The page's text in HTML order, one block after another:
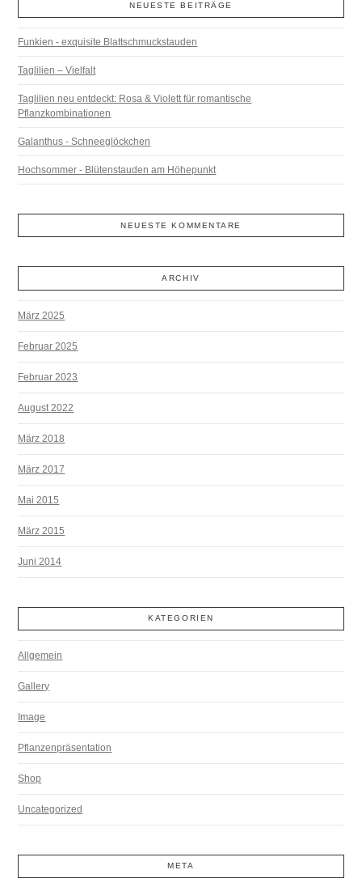
NEUESTE BEITRÄGE
Funkien - exquisite Blattschmuckstauden
Taglilien – Vielfalt
Taglilien neu entdeckt: Rosa & Violett für romantische
Pflanzkombinationen
Galanthus - Schneeglöckchen
Hochsommer - Blütenstauden am Höhepunkt
NEUESTE KOMMENTARE
ARCHIV
März 2025
Februar 2025
Februar 2023
August 2022
März 2018
März 2017
Mai 2015
März 2015
Juni 2014
KATEGORIEN
Allgemein
Gallery
Image
Pflanzenpräsentation
Shop
Uncategorized
META